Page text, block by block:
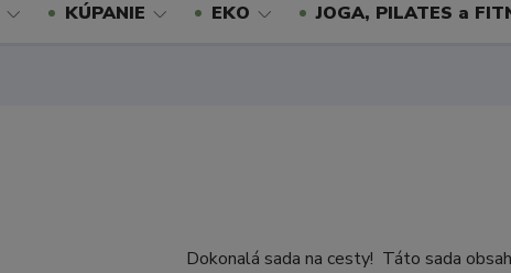
KÚPANIE EKO JOGA, PILATES a
Dokonalá sada na cesty! Táto sada